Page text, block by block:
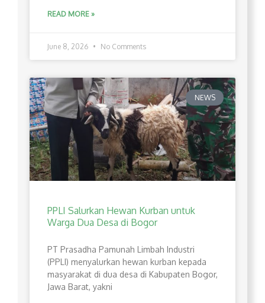
READ MORE »
June 8, 2026 No Comments
NEWS
PPLI Salurkan Hewan Kurban untuk
Warga Dua Desa di Bogor
PT Prasadha Pamunah Limbah Industri
(PPLI) menyalurkan hewan kurban kepada
masyarakat di dua desa di Kabupaten Bogor,
Jawa Barat, yakni